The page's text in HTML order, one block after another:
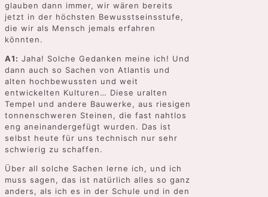
glauben dann immer, wir wären bereits
jetzt in der höchsten Bewusstseinsstufe,
die wir als Mensch jemals erfahren
könnten.
A1: Jaha! Solche Gedanken meine ich! Und
dann auch so Sachen von Atlantis und
alten hochbewussten und weit
entwickelten Kulturen… Diese uralten
Tempel und andere Bauwerke, aus riesigen
tonnenschweren Steinen, die fast nahtlos
eng aneinandergefügt wurden. Das ist
selbst heute für uns technisch nur sehr
schwierig zu schaffen.
Über all solche Sachen lerne ich, und ich
muss sagen, das ist natürlich alles so ganz
anders, als ich es in der Schule und in den